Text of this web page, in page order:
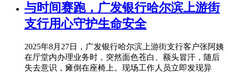
与时间赛跑，广发银行哈尔滨上游街
支行用心守护生命安全
2025年8月27日，广发银行哈尔滨上游街支行客户张阿姨
在厅堂内办理业务时，突然面色苍白、额头冒汗，随后
失去意识，瘫倒在座椅上。现场工作人员立即发现异